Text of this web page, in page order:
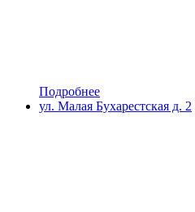
Подробнее
ул. Малая Бухарестская д. 2